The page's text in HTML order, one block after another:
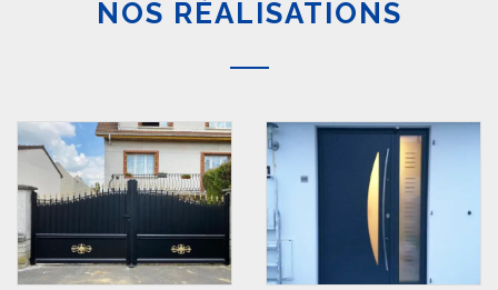
NOS RÉALISATIONS